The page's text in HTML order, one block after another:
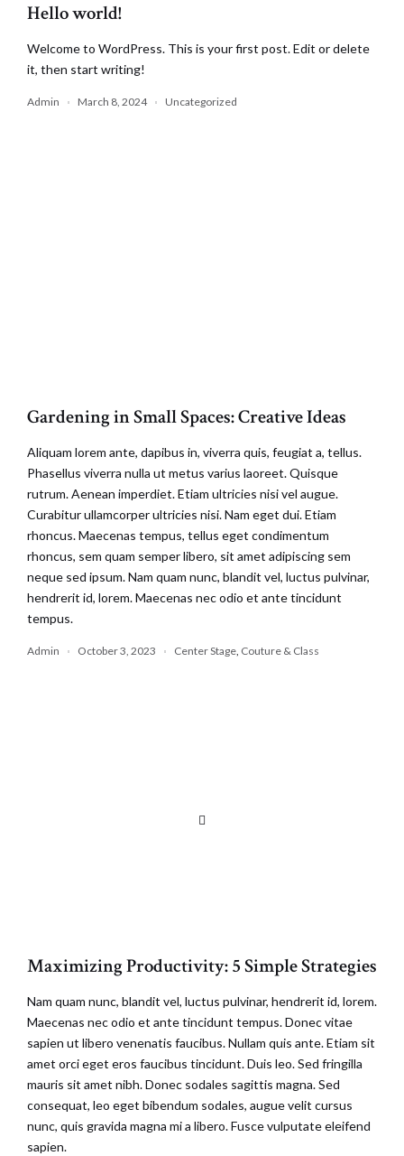
Hello world!
Welcome to WordPress. This is your first post. Edit or delete
it, then start writing!
Admin March 8, 2024 Uncategorized
Gardening in Small Spaces: Creative Ideas
Aliquam lorem ante, dapibus in, viverra quis, feugiat a, tellus.
Phasellus viverra nulla ut metus varius laoreet. Quisque
rutrum. Aenean imperdiet. Etiam ultricies nisi vel augue.
Curabitur ullamcorper ultricies nisi. Nam eget dui. Etiam
rhoncus. Maecenas tempus, tellus eget condimentum
rhoncus, sem quam semper libero, sit amet adipiscing sem
neque sed ipsum. Nam quam nunc, blandit vel, luctus pulvinar,
hendrerit id, lorem. Maecenas nec odio et ante tincidunt
tempus.
Admin October 3, 2023 Center Stage, Couture & Class
Maximizing Productivity: 5 Simple Strategies
Nam quam nunc, blandit vel, luctus pulvinar, hendrerit id, lorem.
Maecenas nec odio et ante tincidunt tempus. Donec vitae
sapien ut libero venenatis faucibus. Nullam quis ante. Etiam sit
amet orci eget eros faucibus tincidunt. Duis leo. Sed fringilla
mauris sit amet nibh. Donec sodales sagittis magna. Sed
consequat, leo eget bibendum sodales, augue velit cursus
nunc, quis gravida magna mi a libero. Fusce vulputate eleifend
sapien.